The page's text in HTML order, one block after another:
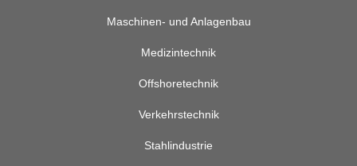
Maschinen- und Anlagenbau
Medizintechnik
Offshoretechnik
Verkehrstechnik
Stahlindustrie